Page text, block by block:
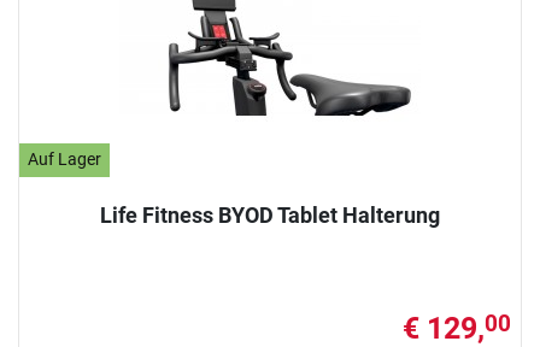
Auf Lager
Life Fitness BYOD Tablet Halterung
€ 129,00